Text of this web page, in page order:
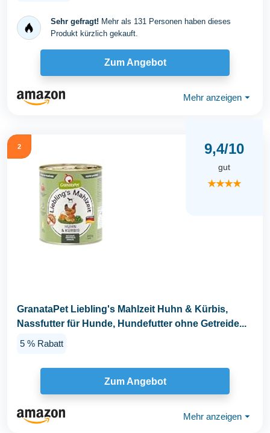
Sehr gefragt! Mehr als 131 Personen haben dieses
Produkt kürzlich gekauft.
Zum Angebot
Mehr anzeigen ⏷
2 9,4/10
gut
★★★★
GranataPet Liebling's Mahlzeit Huhn & Kürbis,
Nassfutter für Hunde, Hundefutter ohne Getreide...
5 % Rabatt
Zum Angebot
Mehr anzeigen ⏷